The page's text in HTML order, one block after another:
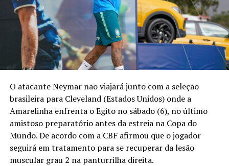
O atacante Neymar não viajará junto com a seleção
brasileira para Cleveland (Estados Unidos) onde a
Amarelinha enfrenta o Egito no sábado (6), no último
amistoso preparatório antes da estreia na Copa do
Mundo. De acordo com a CBF afirmou que o jogador
seguirá em tratamento para se recuperar da lesão
muscular grau 2 na panturrilha direita.